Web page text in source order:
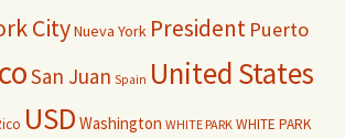
CityNueva York President Puerto
San Juan Spain United States
USD Washington WHITE PARK WHITE PARK